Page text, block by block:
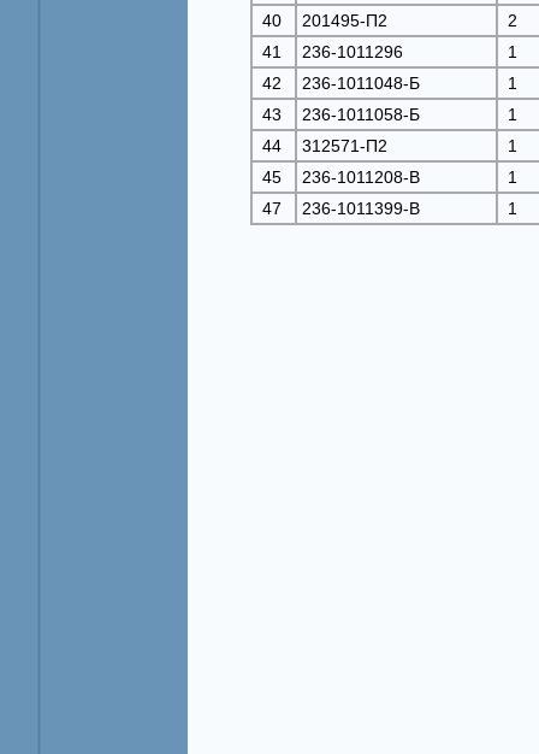
40 201495-П2
2
41
236-1011296
1
42
236-1011048-Б
1
43
236-1011058-Б
1
44
312571-П2
1
45
236-1011208-B
1
47
236-1011399-B 1